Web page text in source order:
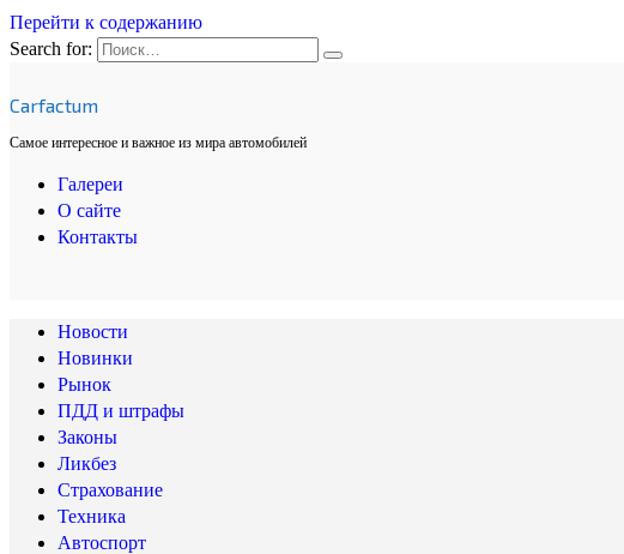
Перейти к содержанию
Search for:
Carfactum
Самое интересное и важное из мира автомобилей
Галереи
О сайте
Контакты
Новости
Новинки
Рынок
ПДД и штрафы
Законы
Ликбез
Страхование
Техника
Автоспорт